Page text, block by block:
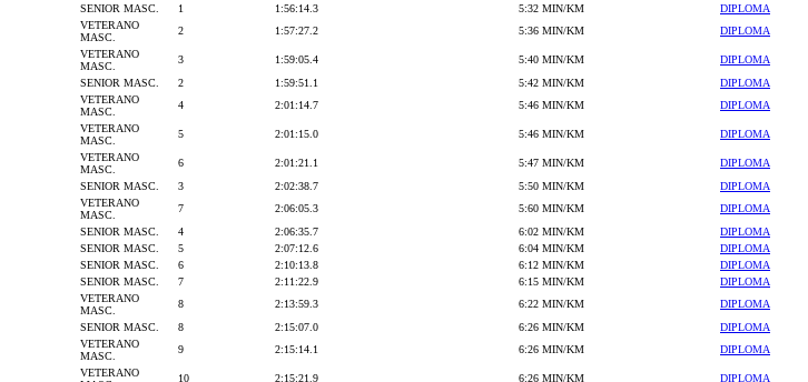
SENIOR MASC. 1 1:56:14.3 5:32 MIN/KM
DIPLOMA
VETERANO
MASC.
2 1:57:27.2 5:36 MIN/KM DIPLOMA
VETERANO
MASC.
3 1:59:05.4 5:40 MIN/KM
DIPLOMA
SENIOR MASC. 2 1:59:51.1 5:42 MIN/KM
DIPLOMA
VETERANO
MASC.
4 2:01:14.7 5:46 MIN/KM DIPLOMA
VETERANO
MASC.
5 2:01:15.0 5:46 MIN/KM DIPLOMA
VETERANO
MASC.
6 2:01:21.1 5:47 MIN/KM
DIPLOMA
SENIOR MASC. 3 2:02:38.7 5:50 MIN/KM
DIPLOMA
VETERANO
MASC.
7 2:06:05.3 5:60 MIN/KM
DIPLOMA
SENIOR MASC. 4 2:06:35.7 6:02 MIN/KM
DIPLOMA
SENIOR MASC. 5 2:07:12.6 6:04 MIN/KM
DIPLOMA
SENIOR MASC. 6 2:10:13.8 6:12 MIN/KM
DIPLOMA
SENIOR MASC. 7 2:11:22.9 6:15 MIN/KM
DIPLOMA
VETERANO
MASC.
8 2:13:59.3 6:22 MIN/KM
DIPLOMA
SENIOR MASC. 8 2:15:07.0 6:26 MIN/KM
DIPLOMA
VETERANO
MASC.
9 2:15:14.1 6:26 MIN/KM DIPLOMA
VETERANO
10 2:15:21.9 6:26 MIN/KM DIPLOMA